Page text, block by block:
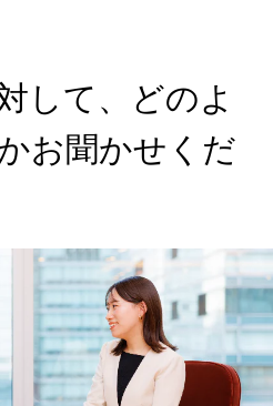
して、どのよ
お聞かせくだ